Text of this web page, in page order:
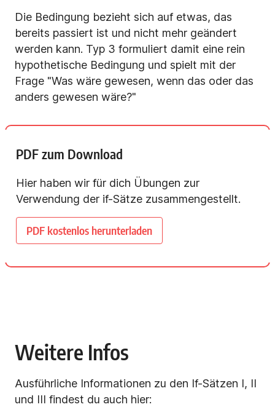
Die Bedingung bezieht sich auf etwas, das
bereits passiert ist und nicht mehr geändert
werden kann. Typ 3 formuliert damit eine rein
hypothetische Bedingung und spielt mit der
Frage "Was wäre gewesen, wenn das oder das
anders gewesen wäre?"
PDF zum Download
Hier haben wir für dich Übungen zur
Verwendung der if-Sätze zusammengestellt.
PDF kostenlos herunterladen
Weitere Infos
Ausführliche Informationen zu den If-Sätzen I, II
und III findest du auch hier: